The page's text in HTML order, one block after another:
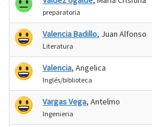
preparatoria
Valencia Badillo, Juan Alfonso
Literatura
Valencia, Angelica
Inglés/biblioteca
Vargas Vega, Antelmo
Ingenieria